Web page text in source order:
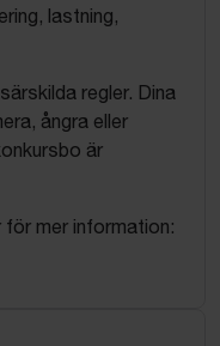
lastning,
regler. Dina
ångra eller
är
för mer information: